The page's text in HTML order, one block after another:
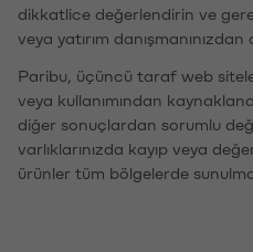
dikkatlice değerlendirin ve
veya yatırım danışmanınızdan
Paribu, üçüncü taraf web
veya kullanımından
diğer sonuçlardan sorumlu
varlıklarınızda kayıp veya
ürünler tüm bölgelerde